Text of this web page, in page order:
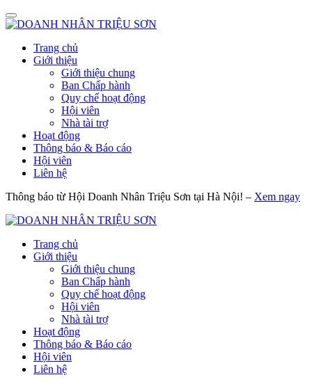
Trang chủ
Giới thiệu
Giới thiệu chung
Ban Chấp hành
Quy chế hoạt động
Hội viên
Nhà tài trợ
Hoạt động
Thông báo & Báo cáo
Hội viên
Liên hệ
Thông báo từ Hội Doanh Nhân Triệu Sơn tại Hà Nội! – Xem ngay
Trang chủ
Giới thiệu
Giới thiệu chung
Ban Chấp hành
Quy chế hoạt động
Hội viên
Nhà tài trợ
Hoạt động
Thông báo & Báo cáo
Hội viên
Liên hệ